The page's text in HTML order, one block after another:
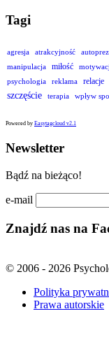
Tagi
agresja atrakcyjność
manipulacja
miłość
psychologia
reklama relacje
szczęście terapia wpływ
Powered by Easytagcloud v2.1
Newsletter
Bądź na bieżąco!
e-mail
Znajdź nas na
© 2006 - 2026
Polityka
Prawa autorskie